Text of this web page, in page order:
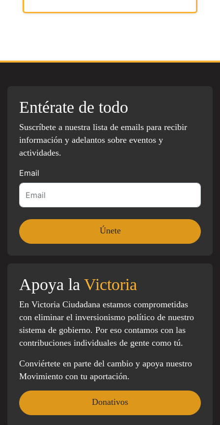
Entérate de todo
Suscríbete a nuestra lista de emails para recibir
información y adelantos sobre eventos y
actividades.
Email
Apoya la Victoria
En Victoria Ciudadana estamos comprometidas
con eliminar el inversionismo político de nuestro
sistema de gobierno. Por eso contamos con las
contribuciones individuales de gente como tú.
Conviértete en parte del cambio y apoya nuestro
Movimiento con tu aportación.
Donativos